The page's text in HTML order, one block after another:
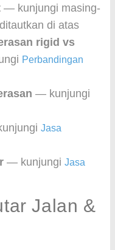
— kunjungi masing-
di atas
rigid vs
Perbandingan
— kunjungi
Jasa
— kunjungi Jasa
Jalan &